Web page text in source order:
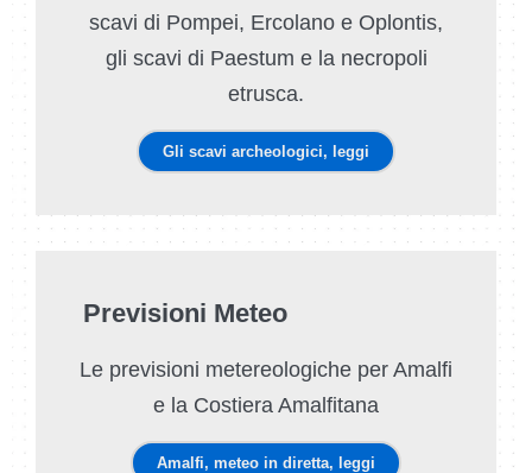
scavi di Pompei, Ercolano e Oplontis,
gli scavi di Paestum e la necropoli
etrusca.
Gli scavi archeologici, leggi
Previsioni Meteo
Le previsioni metereologiche per Amalfi
e la Costiera Amalfitana
Amalfi, meteo in diretta, leggi